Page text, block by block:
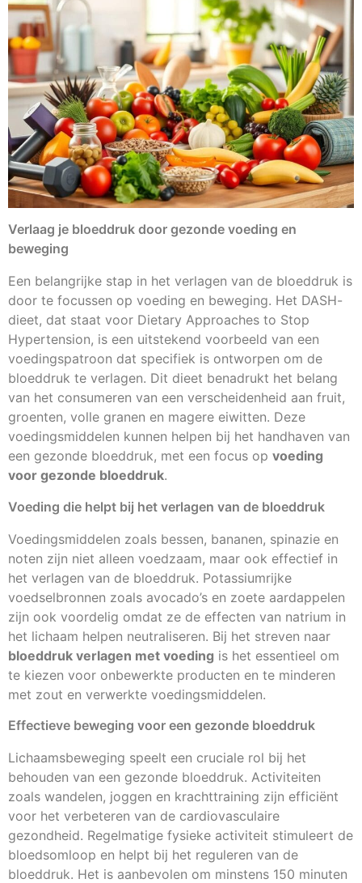
Verlaag je bloeddruk door gezonde voeding en
beweging
Een belangrijke stap in het verlagen van de bloeddruk is
door te focussen op voeding en beweging. Het DASH-
dieet, dat staat voor Dietary Approaches to Stop
Hypertension, is een uitstekend voorbeeld van een
voedingspatroon dat specifiek is ontworpen om de
bloeddruk te verlagen. Dit dieet benadrukt het belang
van het consumeren van een verscheidenheid aan fruit,
groenten, volle granen en magere eiwitten. Deze
voedingsmiddelen kunnen helpen bij het handhaven van
een gezonde bloeddruk, met een focus op voeding
voor gezonde bloeddruk.
Voeding die helpt bij het verlagen van de bloeddruk
Voedingsmiddelen zoals bessen, bananen, spinazie en
noten zijn niet alleen voedzaam, maar ook effectief in
het verlagen van de bloeddruk. Potassiumrijke
voedselbronnen zoals avocado’s en zoete aardappelen
zijn ook voordelig omdat ze de effecten van natrium in
het lichaam helpen neutraliseren. Bij het streven naar
bloeddruk verlagen met voeding is het essentieel om
te kiezen voor onbewerkte producten en te minderen
met zout en verwerkte voedingsmiddelen.
Effectieve beweging voor een gezonde bloeddruk
Lichaamsbeweging speelt een cruciale rol bij het
behouden van een gezonde bloeddruk. Activiteiten
zoals wandelen, joggen en krachttraining zijn efficiënt
voor het verbeteren van de cardiovasculaire
gezondheid. Regelmatige fysieke activiteit stimuleert de
bloedsomloop en helpt bij het reguleren van de
bloeddruk. Het is aanbevolen om minstens 150 minuten